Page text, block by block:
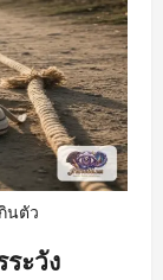
นตัว
ะวัง